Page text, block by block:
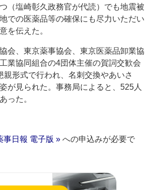
（塩崎彰久政務官が代読）でも地震被
での医薬品等の確保にも尽力いただい
を伝えた。
会、東京薬事協会、東京医薬品卸業協
業協同組合の4団体主催の賀詞交歓会
親形式で行われ、名刺交換やあいさ
が見られた。事務局によると、525人
った。
事日報 電子版 » への申込みが必要で